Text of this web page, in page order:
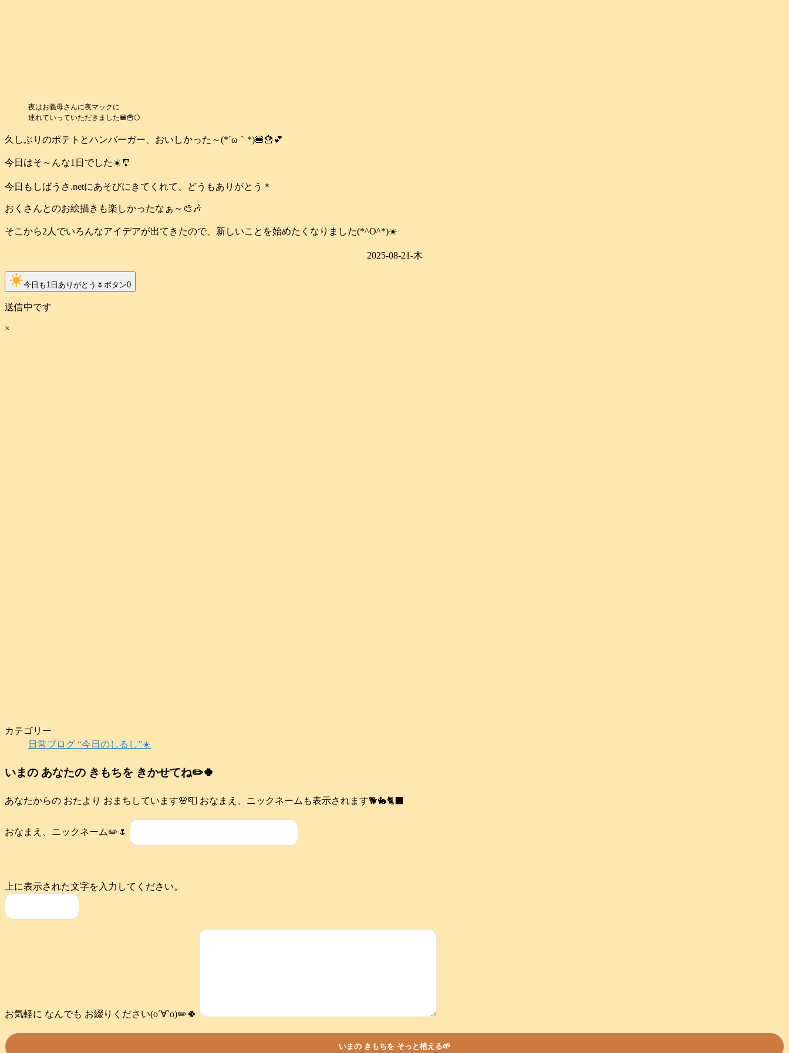
夜はお義母さんに夜マックに
連れていっていただきました🍔🍟🌕️
久しぶりのポテトとハンバーガー、おいしかった～(*´ω｀*)🍔🍟💕
今日はそ～んな1日でした☀️🎐
今日もしばうさ.netにあそびにきてくれて、どうもありがとう＊
おくさんとのお絵描きも楽しかったなぁ～🎨🎶
そこから2人でいろんなアイデアが出てきたので、新しいことを始めたくなりました(*^O^*)☀️
2025-08-21-木
clear_day今日も1日ありがとう🌷ボタン0
送信中です
×
カテゴリー
日常ブログ “今日のしるし”☀️
いまの あなたの きもちを きかせてね✏️🍀
あなたからの おたより おまちしています🌸📮 おなまえ、ニックネームも表示されます🐕️🐇🐈‍⬛
おなまえ、ニックネーム✏️🌷
上に表示された文字を入力してください。
お気軽に なんでも お綴りください(о´∀`о)✏️🍀